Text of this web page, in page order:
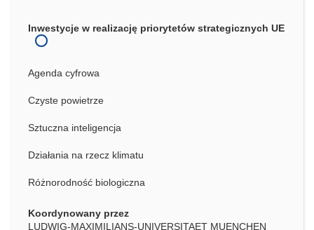
Inwestycje w realizację priorytetów strategicznych UE
Agenda cyfrowa
Czyste powietrze
Sztuczna inteligencja
Działania na rzecz klimatu
Różnorodność biologiczna
Koordynowany przez
LUDWIG-MAXIMILIANS-UNIVERSITAET MUENCHEN